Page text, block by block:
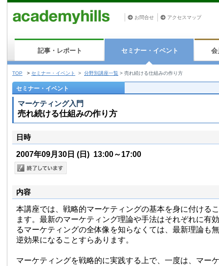
お問合せ アクセスマップ
記事・レポート セミナー・イベント 会
TOP > セミナー・イベント > 分野別講座一覧 > 売れ続ける仕組みの作り方
セミナー・イベント
マーケティング入門
売れ続ける仕組みの作り方
日時
2007年09月30日 (日) 13:00～17:00
内容
本講座では、戦略的マーケティングの基本を身に付ける
ます。最新のマーケティング理論や手法はそれぞれに有
るマーケティングの全体像を知らなくては、最新理論も
逆効果になることすらあります。
マーケティングを戦略的に実践する上で、一度は、マー